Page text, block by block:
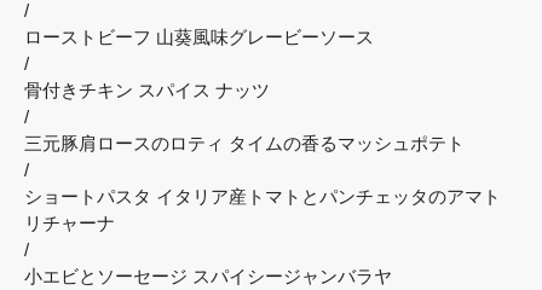
/
ローストビーフ 山葵風味グレービーソース
/
骨付きチキン スパイス ナッツ
/
三元豚肩ロースのロティ タイムの香るマッシュポテト
/
ショートパスタ イタリア産トマトとパンチェッタのアマト
リチャーナ
/
小エビとソーセージ スパイシージャンバラヤ